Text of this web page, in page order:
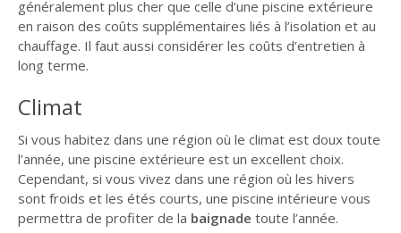
généralement plus cher que celle d’une piscine extérieure
en raison des coûts supplémentaires liés à l’isolation et au
chauffage. Il faut aussi considérer les coûts d’entretien à
long terme.
Climat
Si vous habitez dans une région où le climat est doux toute
l’année, une piscine extérieure est un excellent choix.
Cependant, si vous vivez dans une région où les hivers
sont froids et les étés courts, une piscine intérieure vous
permettra de profiter de la baignade toute l’année.